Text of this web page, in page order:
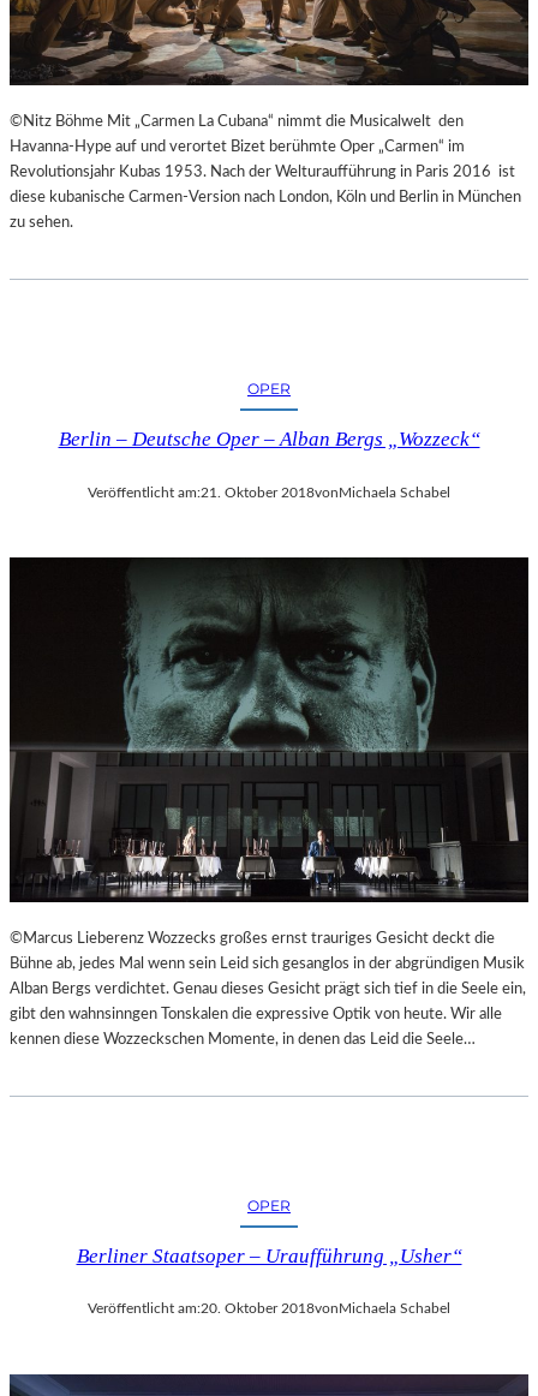
S
S
I
N
E
N
I
E
N
R
©Nitz Böhme Mit „Carmen La Cubana“ nimmt die Musicalwelt den
Havanna-Hype auf und verortet Bizet berühmte Oper „Carmen“ im
Revolutionsjahr Kubas 1953. Nach der Welturaufführung in Paris 2016 ist
diese kubanische Carmen-Version nach London, Köln und Berlin in München
zu sehen.
OPER
Berlin – Deutsche Oper – Alban Bergs „Wozzeck“
Veröffentlicht am:21. Oktober 2018vonMichaela Schabel
©Marcus Lieberenz Wozzecks großes ernst trauriges Gesicht deckt die
Bühne ab, jedes Mal wenn sein Leid sich gesanglos in der abgründigen Musik
Alban Bergs verdichtet. Genau dieses Gesicht prägt sich tief in die Seele ein,
gibt den wahnsinngen Tonskalen die expressive Optik von heute. Wir alle
kennen diese Wozzeckschen Momente, in denen das Leid die Seele…
OPER
Berliner Staatsoper – Uraufführung „Usher“
Veröffentlicht am:20. Oktober 2018von Michaela Schabel